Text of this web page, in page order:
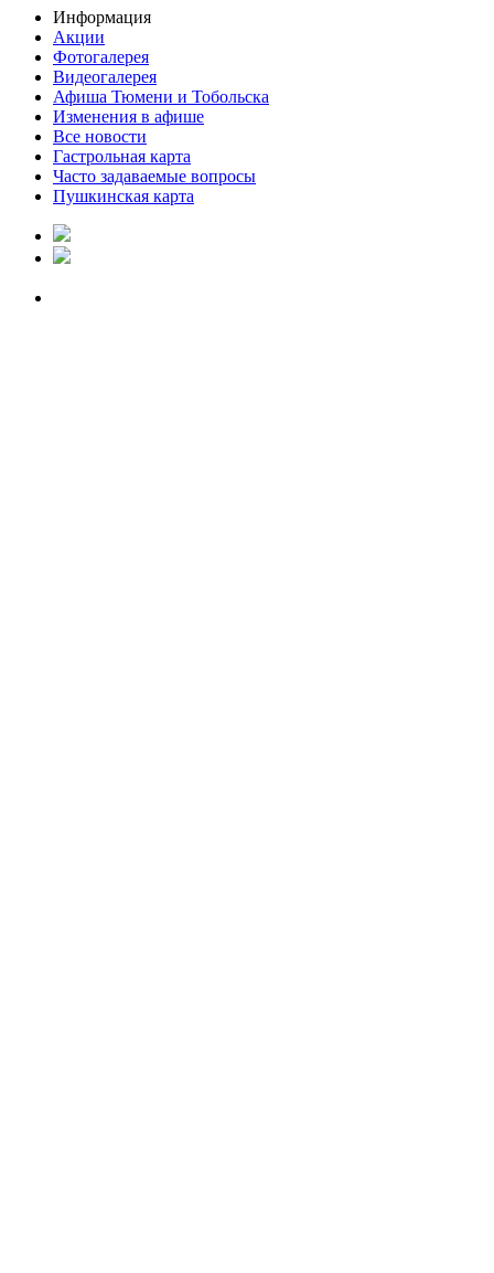
Информация
Акции
Фотогалерея
Видеогалерея
Афиша Тюмени и Тобольска
Изменения в афише
Все новости
Гастрольная карта
Часто задаваемые вопросы
Пушкинская карта